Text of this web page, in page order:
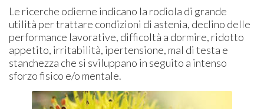
Le ricerche odierne indicano la rodiola di grande
utilità per trattare condizioni di astenia, declino delle
performance lavorative, difficoltà a dormire, ridotto
appetito, irritabilità, ipertensione, mal di testa e
stanchezza che si sviluppano in seguito a intenso
sforzo fisico e/o mentale.